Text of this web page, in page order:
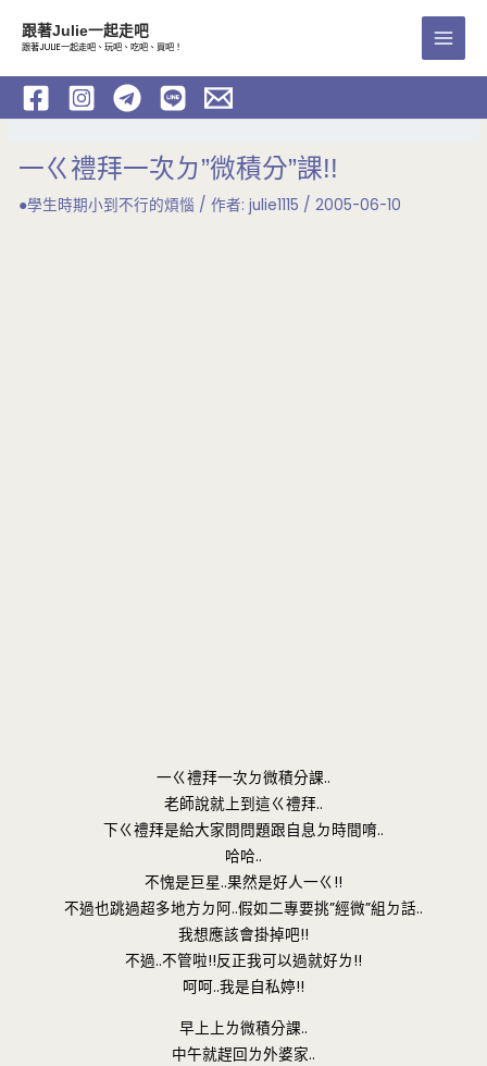
內
跟著Julie一起走吧
跟著JULIE一起走吧、玩吧、吃吧、買吧！
Main
一ㄍ禮拜一次ㄉ”微積分”課!!
●學生時期小到不行的煩惱 / 作者:julie1115 /2005-06-10
一ㄍ禮拜一次ㄉ微積分課..
老師說就上到這ㄍ禮拜..
下ㄍ禮拜是給大家問問題跟自息ㄉ時間唷..
哈哈..
不愧是巨星..果然是好人一ㄍ!!
不過也跳過超多地方ㄉ阿..假如二專要挑”經微”組ㄉ話..
我想應該會掛掉吧!!
不過..不管啦!!反正我可以過就好ㄌ!!
呵呵..我是自私婷!!
早上上ㄌ微積分課..
中午就趕回ㄌ外婆家..